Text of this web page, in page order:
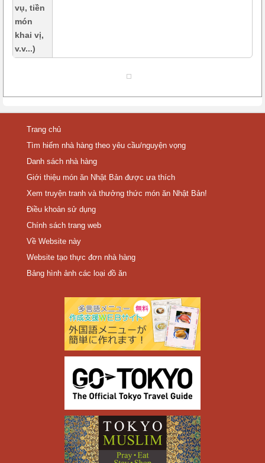
vụ, tiền
món
khai vị,
v.v...)
Trang chủ
Tìm hiếm nhà hàng theo yêu cầu/nguyện vọng
Danh sách nhà hàng
Giới thiệu món ăn Nhật Bản được ưa thích
Xem truyện tranh và thưởng thức món ăn Nhật Bản!
Điều khoản sử dụng
Chính sách trang web
Về Website này
Website tạo thực đơn nhà hàng
Bảng hình ảnh các loại đồ ăn